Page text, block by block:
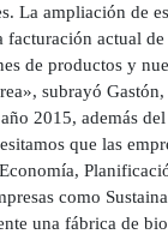
La ampliación de
actual
de productos y
subrayó
2015, además
que las
como
una fábrica de